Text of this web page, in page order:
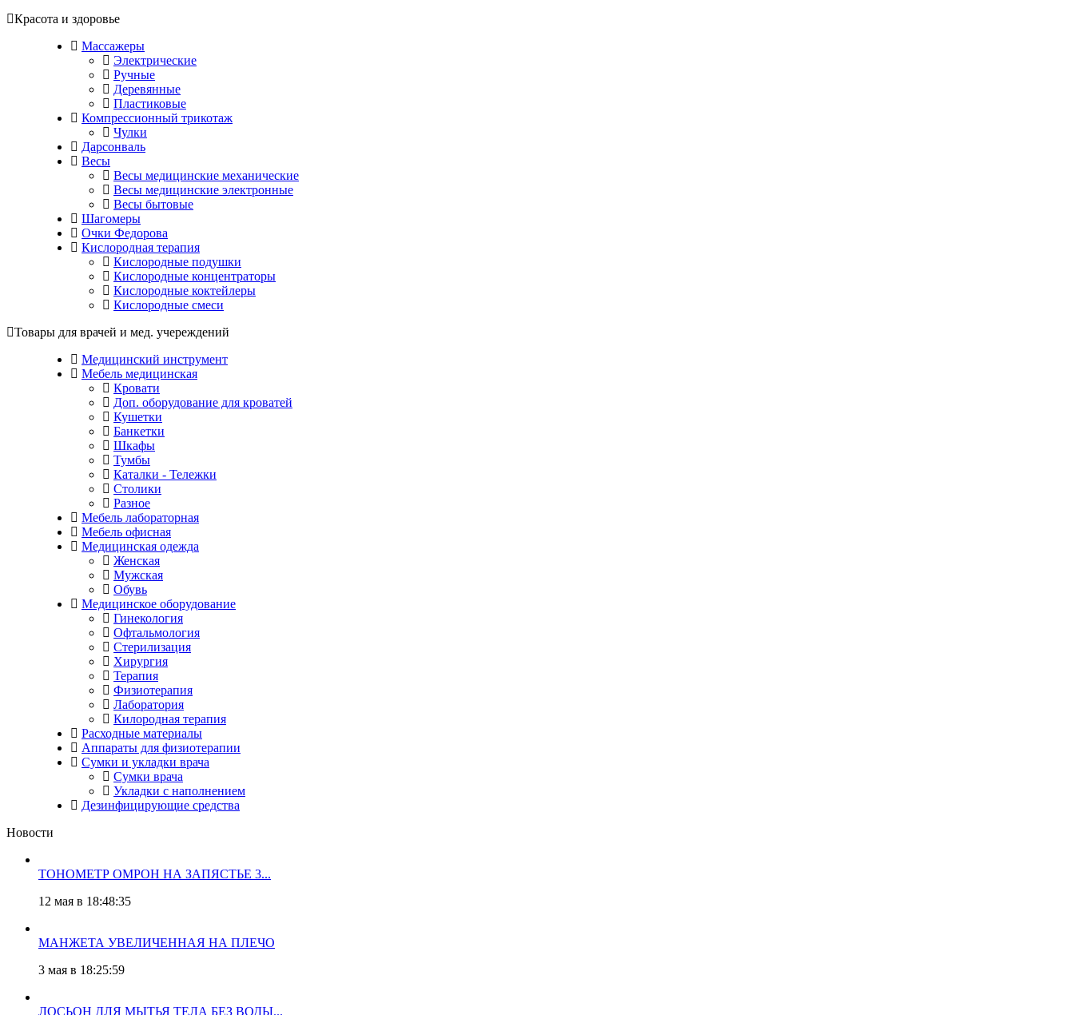
Красота и здоровье
Массажеры
Электрические
Ручные
Деревянные
Пластиковые
Компрессионный трикотаж
Чулки
Дарсонваль
Весы
Весы медицинские механические
Весы медицинские электронные
Весы бытовые
Шагомеры
Очки Федорова
Кислородная терапия
Кислородные подушки
Кислородные концентраторы
Кислородные коктейлеры
Кислородные смеси
Товары для врачей и мед. учереждений
Медицинский инструмент
Мебель медицинская
Кровати
Доп. оборудование для кроватей
Кушетки
Банкетки
Шкафы
Тумбы
Каталки - Тележки
Столики
Разное
Мебель лабораторная
Мебель офисная
Медицинская одежда
Женская
Мужская
Обувь
Медицинское оборудование
Гинекология
Офтальмология
Стерилизация
Хирургия
Терапия
Физиотерапия
Лаборатория
Килородная терапия
Расходные материалы
Аппараты для физиотерапии
Сумки и укладки врача
Сумки врача
Укладки с наполнением
Дезинфицирующие средства
Новости
ТОНОМЕТР ОМРОН НА ЗАПЯСТЬЕ 3...
12 мая в 18:48:35
МАНЖЕТА УВЕЛИЧЕННАЯ НА ПЛЕЧО
3 мая в 18:25:59
ЛОСЬОН ДЛЯ МЫТЬЯ ТЕЛА БЕЗ ВОДЫ...